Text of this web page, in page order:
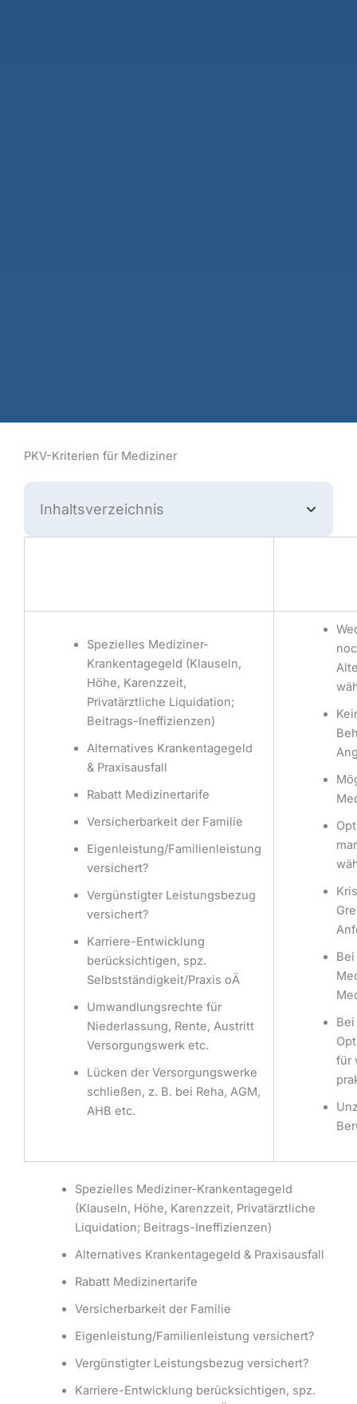
PKV-Kriterien für Mediziner
Inhaltsverzeichnis
Spezielles Mediziner-
Krankentagegeld (Klauseln,
Höhe, Karenzzeit,
Privatärztliche Liquidation;
Beitrags-Ineffizienzen)
Alternatives Krankentagegeld
& Praxisausfall
Rabatt Medizinertarife
Versicherbarkeit der Familie
Eigenleistung/Familienleistung
versichert?
Vergünstigter Leistungsbezug
versichert?
Karriere-Entwicklung
berücksichtigen, spz.
Selbstständigkeit/Praxis oÄ
Umwandlungsrechte für
Niederlassung, Rente, Austritt
Versorgungswerk etc.
Lücken der Versorgungswerke
schließen, z. B. bei Reha, AGM,
AHB etc.
für
Spezielles Mediziner-Krankentagegeld
(Klauseln, Höhe, Karenzzeit, Privatärztliche
Liquidation; Beitrags-Ineffizienzen)
Alternatives Krankentagegeld & Praxisausfall
Rabatt Medizinertarife
Versicherbarkeit der Familie
Eigenleistung/Familienleistung versichert?
Vergünstigter Leistungsbezug versichert?
Karriere-Entwicklung berücksichtigen, spz.